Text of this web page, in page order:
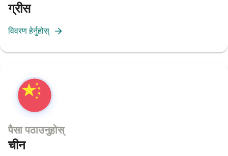
ग्रीस
विवरण हेर्नुहोस्
पैसा पठाउनुहोस्
चीन